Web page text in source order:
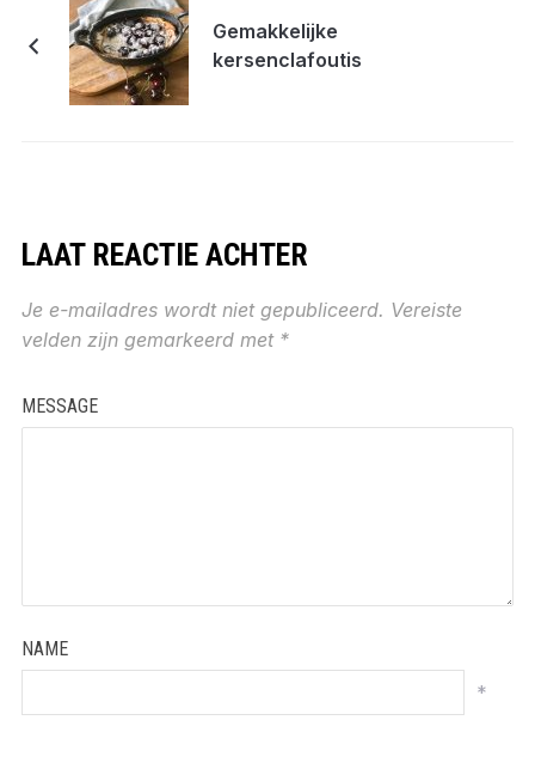
Gemakkelijke
kersenclafoutis
LAAT REACTIE ACHTER
Je e-mailadres wordt niet gepubliceerd. Vereiste
velden zijn gemarkeerd met *
MESSAGE
NAME
*